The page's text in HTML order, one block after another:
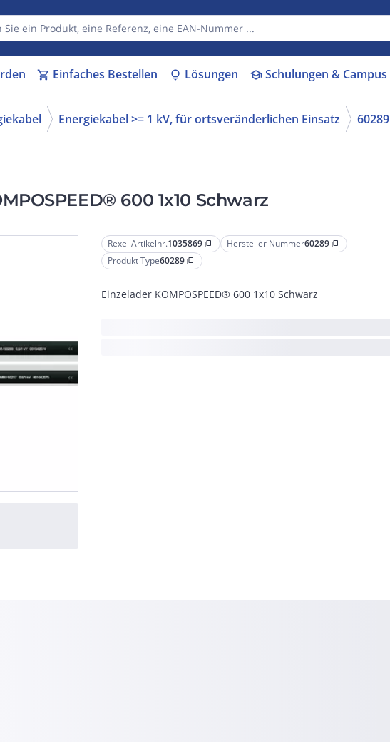
shopping_cart Einfaches Bestellen lightbulb Lösungen schoolSchulungen & Campus
Energiekabel >= 1 kV, für ortsveränderlichen Einsatz 60289
600 1x10 Schwarz
Rexel Artikelnr.1035869 content_copy Hersteller Nummer60289 content_copy
Produkt Type60289 content_copy
Einzelader KOMPOSPEED® 600 1x10 Schwarz